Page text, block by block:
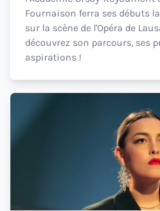
Fournaison ferra ses débuts
sur la scène de l'Opéra de
découvrez son parcours, ses
aspirations !